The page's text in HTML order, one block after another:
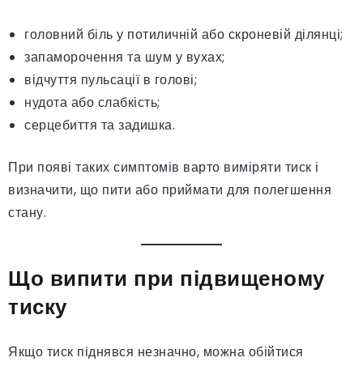
головний біль у потиличній або скроневій ділянці;
запаморочення та шум у вухах;
відчуття пульсації в голові;
нудота або слабкість;
серцебиття та задишка.
При появі таких симптомів варто виміряти тиск і
визначити, що пити або приймати для полегшення
стану.
Що випити при підвищеному
тиску
Якщо тиск піднявся незначно, можна обійтися